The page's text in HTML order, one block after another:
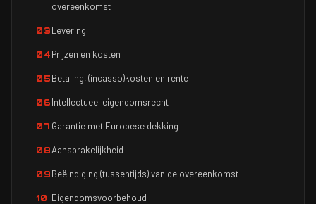
overeenkomst
03 Levering
04 Prijzen en kosten
05 Betaling, (incasso)kosten en rente
06 Intellectueel eigendomsrecht
07 Garantie met Europese dekking
08Aansprakelijkheid
09 Beëindiging (tussentijds) van de overeenkomst
10 Eigendomsvoorbehoud